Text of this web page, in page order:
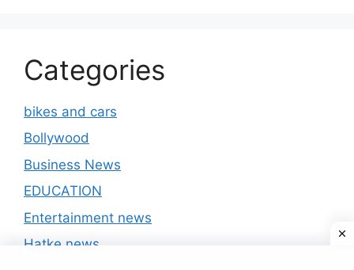
Categories
bikes and cars
Bollywood
Business News
EDUCATION
Entertainment news
Hatke news